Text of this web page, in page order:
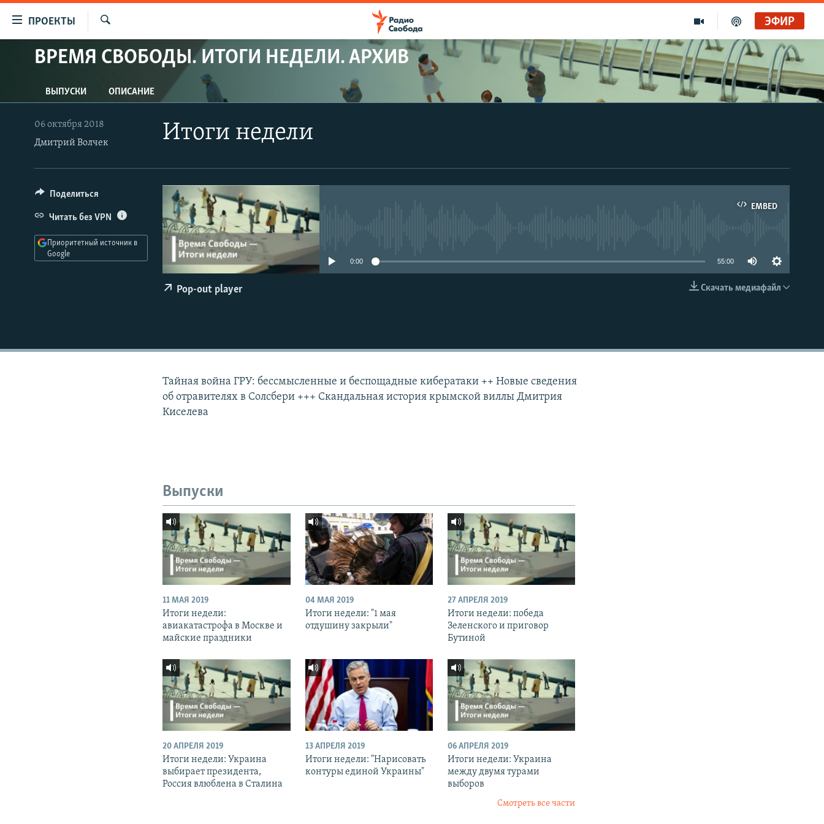
упрощенного
Вернуться
к
основному
содержанию
навигации
Вернутся
ПРОЕКТЫ
ПРОГРАММЫ
АВТОРСКИЕ ПРОЕКТЫ
ЦИТАТЫ СВОБОДЫ
МНЕНИЯ
КУЛЬТУРА
IDEL.РЕАЛИИ
КАВКАЗ.РЕАЛИИ
СЕВЕР.РЕАЛИИ
СИБИРЬ.РЕАЛИИ
ЭФИР
ВРЕМЯ СВОБОДЫ. ИТОГИ НЕДЕЛИ. АРХИВ
ВЫПУСКИ ОПИСАНИЕ
Итоги недели
06 октября 2018
Дмитрий Волчек
EMBED
EMBED
0:00 55:00
Скачать медиафайл
Pop-out player
Поделиться
Читать без VPN
Приоритетный источник в
Google
Тайная война ГРУ: бессмысленные и беспощадные кибератаки ++ Новые сведения
об отравителях в Солсбери +++ Скандальная история крымской виллы Дмитрия
Киселева
Выпуски
11 МАЯ 2019
Итоги недели:
авиакатастрофа в Москве и
майские праздники
04 МАЯ 2019
Итоги недели: "1 мая
отдушину закрыли"
27 АПРЕЛЯ 2019
Итоги недели: победа
Зеленского и приговор
Бутиной
20 АПРЕЛЯ 2019
Итоги недели: Украина
выбирает президента,
Россия влюблена в Сталина
13 АПРЕЛЯ 2019
Итоги недели: "Нарисовать
контуры единой Украины"
06 АПРЕЛЯ 2019
Итоги недели: Украина
между двумя турами
выборов
Смотреть все части